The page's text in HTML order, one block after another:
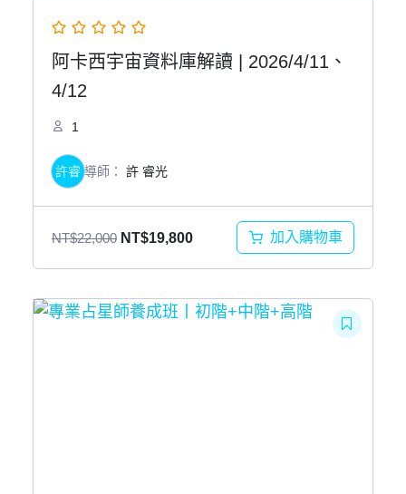
阿卡西宇宙資料庫解讀 | 2026/4/11、
4/12
1
許睿 導師： 許 睿光
NT$22,000 原
格：
NT$19,800目
格：
加入購物車